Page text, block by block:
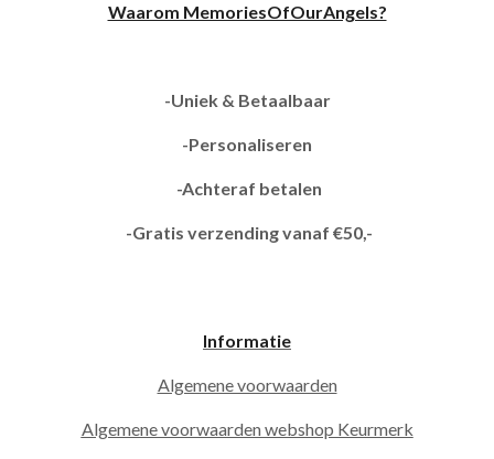
Waarom MemoriesOfOurAngels?
-Uniek & Betaalbaar
-Personaliseren
-Achteraf betalen
-Gratis verzending vanaf €50,-
Informatie
Algemene voorwaarden
Algemene voorwaarden webshop Keurmerk